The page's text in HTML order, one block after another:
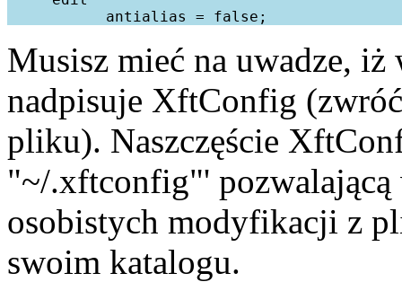
Musisz mieć na uwadze,
nadpisuje XftConfig
pliku). Naszczęście
"~/.xftconfig"'
osobistych modyfikacji z
swoim katalogu.